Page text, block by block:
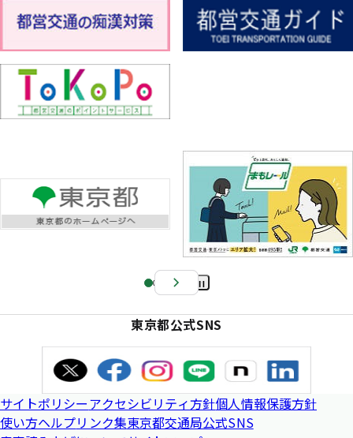
Pa
e
東京都公式SNS
サイトポリシーアクセシビリティ方針個人情報保護方針
使い方ヘルプリンク集東京都交通局公式SNS